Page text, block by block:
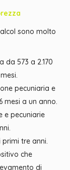
sono molto
da 573 a 2.170
pecuniaria e
mesi a un anno.
e pecuniarie
tre anni.
che
di